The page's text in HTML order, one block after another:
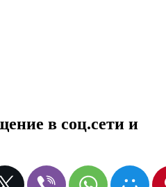
в соц.сети и